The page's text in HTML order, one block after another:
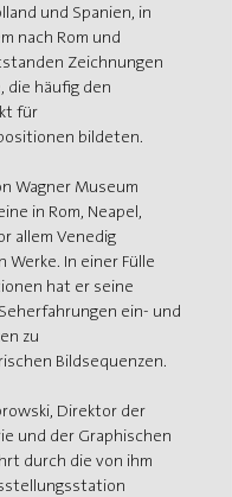
und Spanien, in
nach Rom und
Zeichnungen
die häufig den
für
bildeten.
Wagner Museum
in Rom, Neapel,
allem Venedig
In einer Fülle
hat er seine
ein- und
zu
Bildsequenzen.
Direktor der
und der Graphischen
durch die von ihm